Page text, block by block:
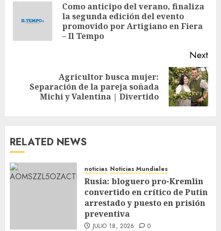
Como anticipo del verano, finaliza
la segunda edición del evento
promovido por Artigiano en Fiera
– Il Tempo
Next
Agricultor busca mujer:
Separación de la pareja soñada
Michi y Valentina | Divertido
RELATED NEWS
noticias Noticias Mundiales
Rusia: bloguero pro-Kremlin
convertido en crítico de Putin
arrestado y puesto en prisión
preventiva
JULIO 18, 2026 0